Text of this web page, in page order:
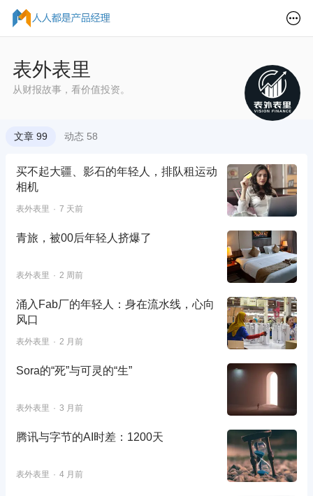
表外表里
从财报故事，看价值投资。
文章 99 动态 58
买不起大疆、影石的年轻人，排队租运动
相机
表外表里 7 天前
青旅，被00后年轻人挤爆了
表外表里 2 周前
涌入Fab厂的年轻人：身在流水线，心向
风口
表外表里 2 月前
Sora的“死”与可灵的“生”
表外表里 3 月前
腾讯与字节的AI时差：1200天
表外表里 4 月前